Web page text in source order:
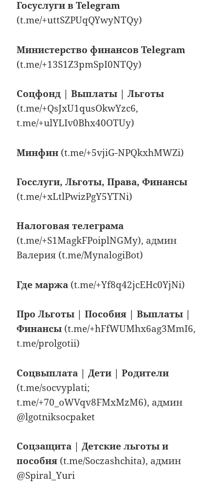
Госуслуги в Telegram
(t.me/+uttSZPUqQYwyNTQy)
Министерство финансов Telegram
(t.me/+13S1Z3pmSpI0NTQy)
Соцфонд | Выплаты | Льготы
(t.me/+QsJxU1qusOkwYzc6,
t.me/+ulYLIv0Bhx40OTUy)
Минфин (t.me/+5vjiG-NPQkxhMWZi)
Госслуги, Льготы, Права, Финансы
(t.me/+xLtlPwizPgY5YTNi)
Налоговая телеграма
(t.me/+S1MagkFPoiplNGMy), админ
Валерия (t.me/MynalogiBot)
Где маржа (t.me/+Yf8q42jcEHc0YjNi)
Про Льготы | Пособия | Выплаты |
Финансы (t.me/+hFfWUMhx6ag3MmI6,
t.me/prolgotii)
Соцвыплата | Дети | Родители
(t.me/socvyplati;
t.me/+70_oWVqv8FMxMzM6), админ
@lgotniksocpaket
Соцзащита | Детские льготы и
пособия (t.me/Soczashchita), админ
@Spiral_Yuri